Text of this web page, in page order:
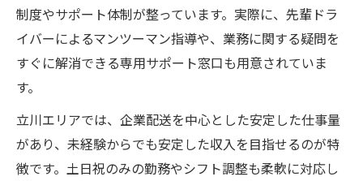
ドライバー求人で重視するワークライフバ
ランス
女性も活躍中！立川で叶える新しい働き方
説
未経験から始められる台募集でキャリアア
ップ
制度やサポート体制が整っています。実際に、先輩ドラ
イバーによるマンツーマン指導や、業務に関する疑問を
すぐに解消できる専用サポート窓口も用意されていま
す。
立川エリアでは、企業配送を中心とした安定した仕事量
があり、未経験からでも安定した収入を目指せるのが特
徴です。土日祝のみの勤務やシフト調整も柔軟に対応し